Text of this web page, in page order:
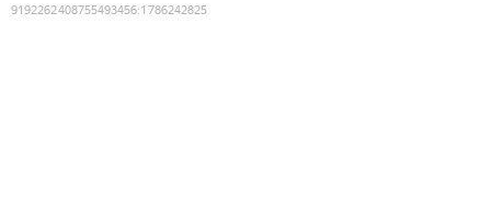
9192262408755493456:1786242825